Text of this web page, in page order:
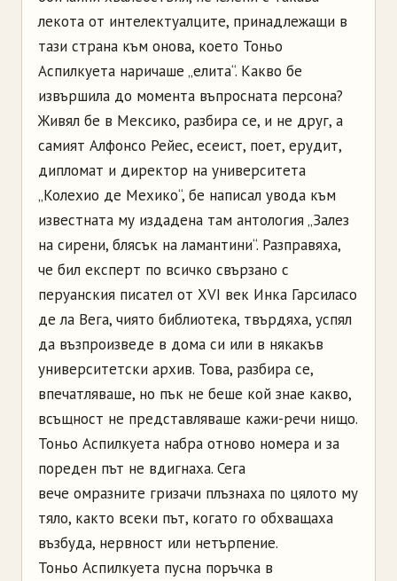
лекота от интелектуалците, принадлежащи в
тази страна към онова, което Тоньо
Аспилкуета наричаше „елита“. Какво бе
извършила до момента въпросната персона?
Живял бе в Мексико, разбира се, и не друг, а
самият Алфонсо Рейес, есеист, поет, ерудит,
дипломат и директор на университета
„Колехио де Мехико“, бе написал увода към
известната му издадена там антология „Залез
на сирени, блясък на ламантини“. Разправяха,
че бил експерт по всичко свързано с
перуанския писател от XVI век Инка Гарсиласо
де ла Вега, чиято библиотека, твърдяха, успял
да възпроизведе в дома си или в някакъв
университетски архив. Това, разбира се,
впечатляваше, но пък не беше кой знае какво,
всъщност не представляваше кажи-речи нищо.
Тоньо Аспилкуета набра отново номера и за
пореден път не вдигнаха. Сега
вече омразните гризачи плъзнаха по цялото му
тяло, както всеки път, когато го обхващаха
възбуда, нервност или нетърпение.
Тоньо Аспилкуета пусна поръчка в